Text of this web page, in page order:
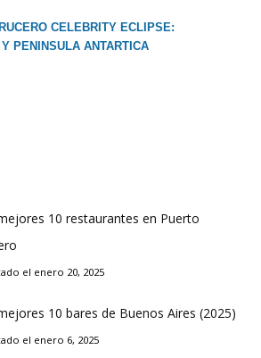
CELEBRITY ECLIPSE:
PENINSULA ANTARTICA
10 restaurantes en Puerto
el enero 20, 2025
10 bares de Buenos Aires (2025)
el enero 6, 2025